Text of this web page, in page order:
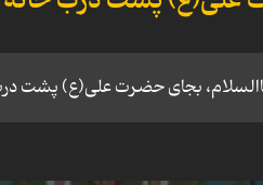
بجای حضرت علی(ع) پشت